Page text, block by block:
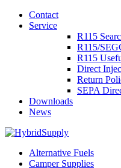
Contact
Service
R115
R115/
R115
Direct
Return
SEPA
Downloads
News
Alternative Fuels
Camper Supplies